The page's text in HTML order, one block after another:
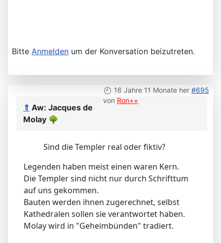
Bitte Anmelden um der Konversation beizutreten.
16 Jahre 11 Monate her #695
von Ron++
⇑ Aw: Jacques de
Molay 🌳
Sind die Templer real oder fiktiv?
Legenden haben meist einen waren Kern.
Die Templer sind nicht nur durch Schrifttum
auf uns gekommen.
Bauten werden ihnen zugerechnet, selbst
Kathedralen sollen sie verantwortet haben.
Molay wird in "Geheimbünden" tradiert.